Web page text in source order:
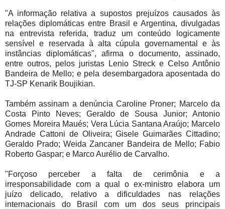
"A informação relativa a supostos prejuízos causados às
relações diplomáticas entre Brasil e Argentina, divulgadas
na entrevista referida, traduz um conteúdo logicamente
sensível e reservada à alta cúpula governamental e às
instâncias diplomáticas", afirma o documento, assinado,
entre outros, pelos juristas Lenio Streck e Celso Antônio
Bandeira de Mello; e pela desembargadora aposentada do
TJ-SP Kenarik Boujikian.
Também assinam a denúncia Caroline Proner; Marcelo da
Costa Pinto Neves; Geraldo de Sousa Junior; Antonio
Gomes Moreira Maués; Vera Lúcia Santana Araújo; Marcelo
Andrade Cattoni de Oliveira; Gisele Guimarães Cittadino;
Geraldo Prado; Weida Zancaner Bandeira de Mello; Fabio
Roberto Gaspar; e Marco Aurélio de Carvalho.
"Forçoso perceber a falta de cerimônia e a
irresponsabilidade com a qual o ex-ministro elabora um
juízo delicado, relativo a dificuldades nas relações
internacionais do Brasil com um dos seus principais